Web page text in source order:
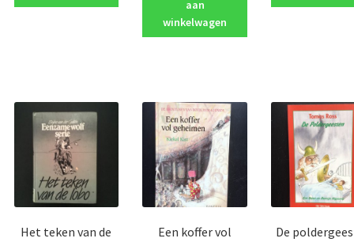
aan
winkelwagen
Het teken van de
Een koffer vol
De